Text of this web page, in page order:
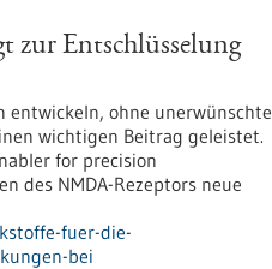
zur Entschlüsselung
entwickeln, ohne unerwünschte
wichtigen Beitrag geleistet.
for precision
des NMDA-Rezeptors neue
fuer-die-
bei